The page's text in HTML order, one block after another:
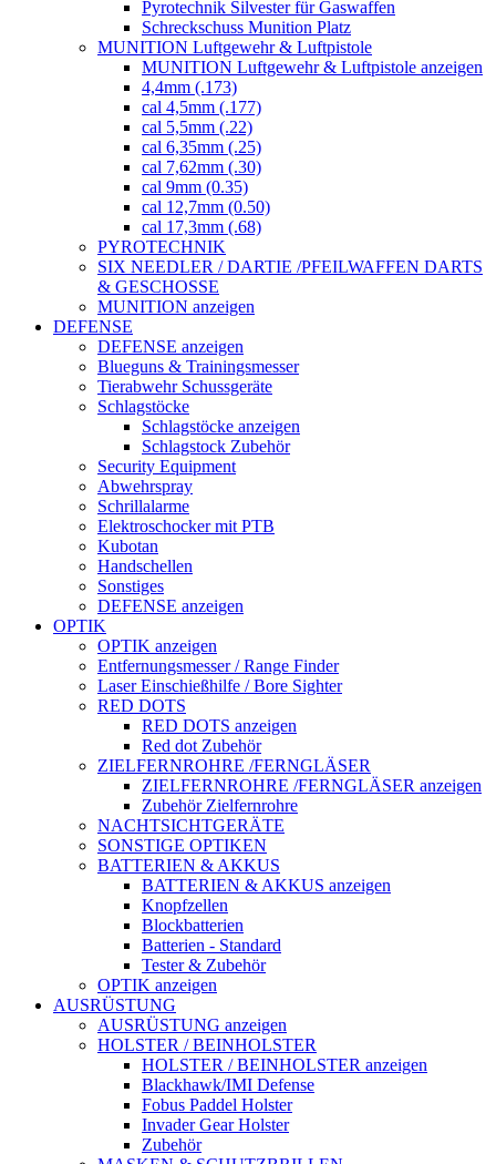
Pyrotechnik Silvester für Gaswaffen
Schreckschuss Munition Platz
MUNITION Luftgewehr & Luftpistole
MUNITION Luftgewehr & Luftpistole anzeigen
4,4mm (.173)
cal 4,5mm (.177)
cal 5,5mm (.22)
cal 6,35mm (.25)
cal 7,62mm (.30)
cal 9mm (0.35)
cal 12,7mm (0.50)
cal 17,3mm (.68)
PYROTECHNIK
SIX NEEDLER / DARTIE /PFEILWAFFEN DARTS
& GESCHOSSE
MUNITION anzeigen
DEFENSE
DEFENSE anzeigen
Blueguns & Trainingsmesser
Tierabwehr Schussgeräte
Schlagstöcke
Schlagstöcke anzeigen
Schlagstock Zubehör
Security Equipment
Abwehrspray
Schrillalarme
Elektroschocker mit PTB
Kubotan
Handschellen
Sonstiges
DEFENSE anzeigen
OPTIK
OPTIK anzeigen
Entfernungsmesser / Range Finder
Laser Einschießhilfe / Bore Sighter
RED DOTS
RED DOTS anzeigen
Red dot Zubehör
ZIELFERNROHRE /FERNGLÄSER
ZIELFERNROHRE /FERNGLÄSER anzeigen
Zubehör Zielfernrohre
NACHTSICHTGERÄTE
SONSTIGE OPTIKEN
BATTERIEN & AKKUS
BATTERIEN & AKKUS anzeigen
Knopfzellen
Blockbatterien
Batterien - Standard
Tester & Zubehör
OPTIK anzeigen
AUSRÜSTUNG
AUSRÜSTUNG anzeigen
HOLSTER / BEINHOLSTER
HOLSTER / BEINHOLSTER anzeigen
Blackhawk/IMI Defense
Fobus Paddel Holster
Invader Gear Holster
Zubehör